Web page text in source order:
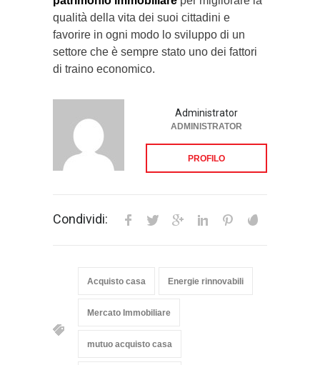
qualità della vita dei suoi cittadini e
favorire in ogni modo lo sviluppo di un
settore che è sempre stato uno dei fattori
di traino economico.
Administrator
ADMINISTRATOR
PROFILO
Condividi:
Acquisto casa Energie rinnovabili
Mercato Immobiliare
mutuo acquisto casa